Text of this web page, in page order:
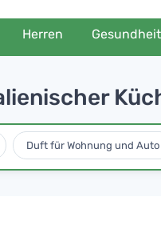
Herren Gesundheit
Duft für Wohnung und Auto